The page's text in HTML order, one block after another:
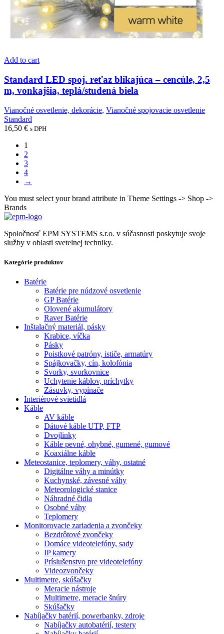
Add to cart
Standard LED spoj. reťaz blikajúca – cencúle, 2,5
m, vonkajšia, teplá/studená biela
Vianočné osvetlenie, dekorácie, Vianočné spojovacie osvetlenie
Standard
16,50 € s DPH
1
2
3
4
→
You must select your brand attribute in Theme Settings -> Shop ->
Brands
Spoločnosť EPM SYSTEMS s.r.o. v súčasnosti poskytuje svoje
služby v oblasti svetelnej techniky.
Kategórie produktov
Batérie
Batérie pre núdzové osvetlenie
GP Batérie
Olovené akumulátory
Raver Batérie
Inštalačný materiál, pásky
Krabice, víčka
Pásky
Poistkové patróny, ističe, armatúry
Spájkovačky, cín, kolofónia
Svorky, svorkovnice
Uchytenie káblov, príchytky
Zásuvky, vypínače
Interiérové svietidlá
Káble
AV káble
Dátové káble UTP, FTP
Dvojlinky
Káble pevné, ohybné, gumené, gumové
Koaxiálne káble
Meteostanice, teplomery, váhy, ostatné
Digitálne váhy a minútky
Kuchynské, závesné váhy
Meteorologické stanice
Náhradné čidla
Osobné váhy
Teplomery
Monitorovacie zariadenia a zvončeky
Bezdrôtové zvončeky
Domáce videotelefóny, sady
IP kamery
Príslušenstvo pre videotelefóny
Videozvončeky
Multimetre, skúšačky
Meracie nástroje
Multimetre, meracie šnúry
Skúšačky
Nabíjačky batérií, powerbanky, zdroje
Nabíjačky autobatérií, testery